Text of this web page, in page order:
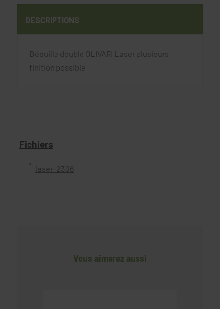
DESCRIPTIONS
Béquille double OLIVARI Laser plusieurs
finition possible
Fichiers
laser-2396
Vous aimerez aussi